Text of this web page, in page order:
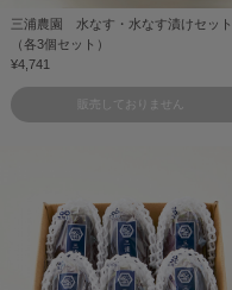
三浦農園 水なす・水なす漬けセット
（各3個セット）
¥4,741
販売しておりません